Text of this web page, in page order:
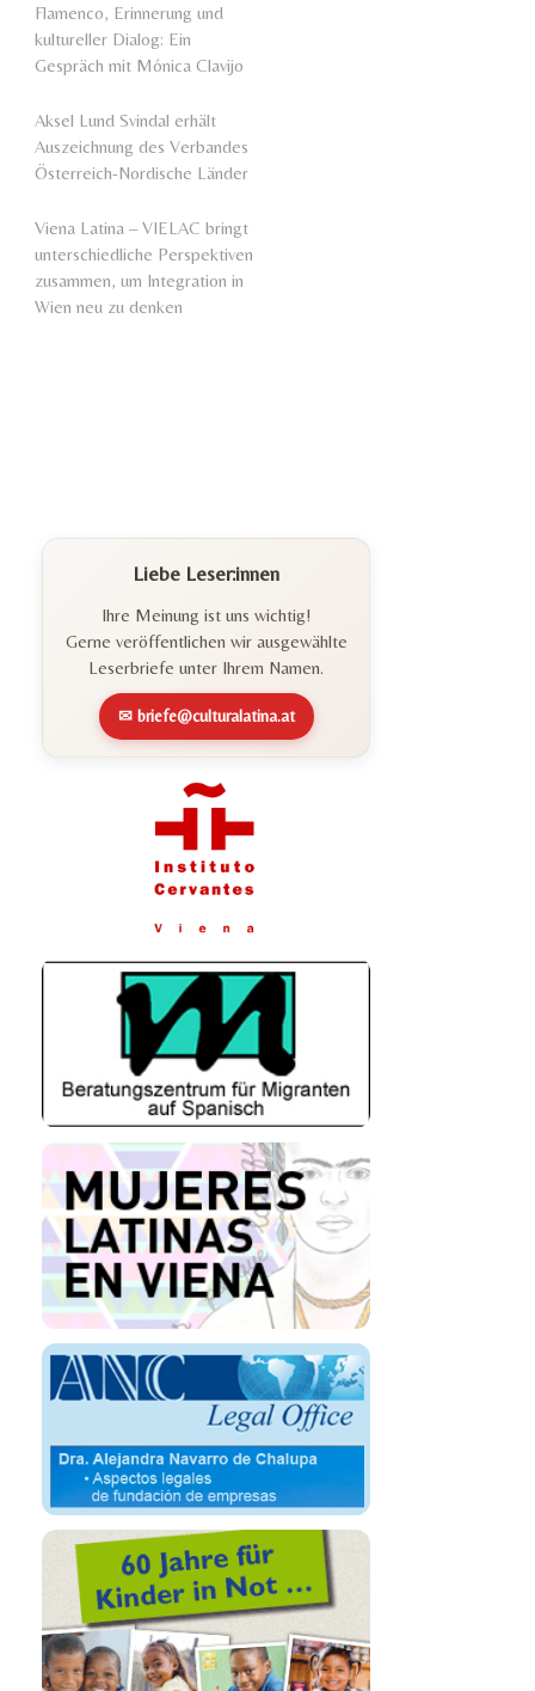
Flamenco, Erinnerung und
kultureller Dialog: Ein
Gespräch mit Mónica Clavijo
Aksel Lund Svindal erhält
Auszeichnung des Verbandes
Österreich-Nordische Länder
Viena Latina – VIELAC bringt
unterschiedliche Perspektiven
zusammen, um Integration in
Wien neu zu denken
Liebe Leser:innen
Ihre Meinung ist uns wichtig!
Gerne veröffentlichen wir ausgewählte
Leserbriefe unter Ihrem Namen.
✉ briefe@culturalatina.at